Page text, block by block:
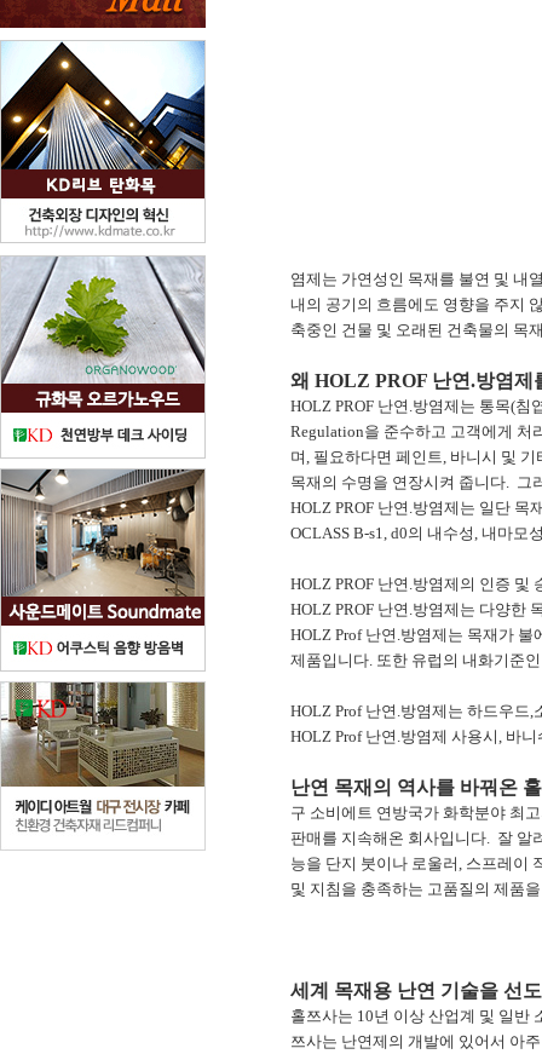
염제는 가연성인 목재를 불연 및 내
내의 공기의 흐름에도 영향을 주지
축중인 건물 및 오래된 건축물의 목
왜 HOLZ PROF 난연.방염제
HOLZ PROF 난연.방염제는 통목(
Regulation을 준수하고 고객에게 처
며, 필요하다면 페인트, 바니시 및
목재의 수명을 연장시켜 줍니다. 그
HOLZ PROF 난연.방염제는 일단
OCLASS B-s1, d0의 내수성, 내마모
HOLZ PROF 난연.방염제의 인증 및
HOLZ PROF 난연.방염제는 다양한
HOLZ Prof 난연.방염제는 목재가 불
제품입니다. 또한 유럽의 내화기준
HOLZ Prof 난연.방염제는 하드우드
HOLZ Prof 난연.방염제 사용시, 바
난연 목재의 역사를 바꿔온
구 소비에트 연방국가 화학분야 최
판매를 지속해온 회사입니다. 잘 알
능을 단지 붓이나 로울러, 스프레이
및 지침을 충족하는 고품질의 제품
세계 목재용 난연 기술을 선
홀쯔사는 10년 이상 산업계 및 일반
쯔사는 난연제의 개발에 있어서 아